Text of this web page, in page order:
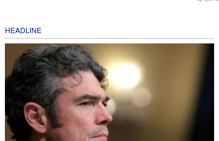
HEADLINE